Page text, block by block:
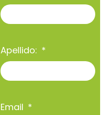
Apellido:
Email